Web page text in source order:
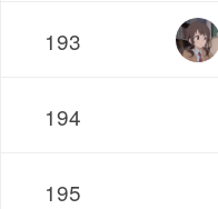
193
194
195